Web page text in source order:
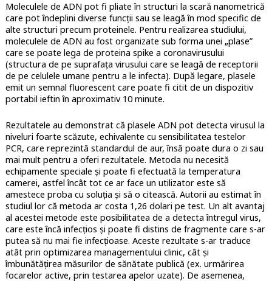
Moleculele de ADN pot fi pliate în structuri la scară nanometrică
care pot îndeplini diverse funcții sau se leagă în mod specific de
alte structuri precum proteinele. Pentru realizarea studiului,
moleculele de ADN au fost organizate sub forma unei „plase”
care se poate lega de proteina spike a coronavirusului
(structura de pe suprafața virusului care se leagă de receptorii
de pe celulele umane pentru a le infecta). După legare, plasele
emit un semnal fluorescent care poate fi citit de un dispozitiv
portabil ieftin în aproximativ 10 minute.
Rezultatele au demonstrat că plasele ADN pot detecta virusul la
niveluri foarte scăzute, echivalente cu sensibilitatea testelor
PCR, care reprezintă standardul de aur, însă poate dura o zi sau
mai mult pentru a oferi rezultatele. Metoda nu necesită
echipamente speciale și poate fi efectuată la temperatura
camerei, astfel încât tot ce ar face un utilizator este să
amestece proba cu soluția și să o citească. Autorii au estimat în
studiul lor că metoda ar costa 1,26 dolari pe test. Un alt avantaj
al acestei metode este posibilitatea de a detecta întregul virus,
care este încă infecțios și poate fi distins de fragmente care s-ar
putea să nu mai fie infecțioase. Aceste rezultate s-ar traduce
atât prin optimizarea managementului clinic, cât și
îmbunătățirea măsurilor de sănătate publică (ex. urmărirea
focarelor active, prin testarea apelor uzate). De asemenea,